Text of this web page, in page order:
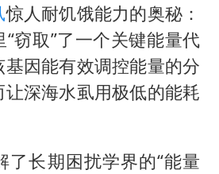
新华社权威快报|我国编制完成新版全月地质图
知识产权强国建设驶入“快车道”
如何把百年大党建设得更加坚强有力
惊人耐饥饿能力的奥秘：
窃取”了一个关键能量代
因能有效调控能量的分
深海水虱用极低的能耗
了长期困扰学界的“能量